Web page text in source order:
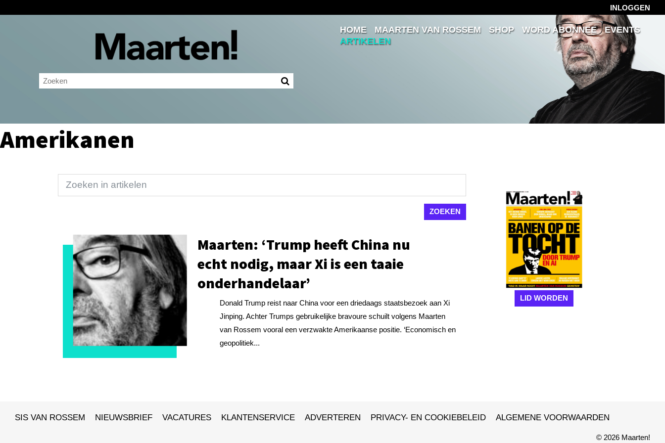
INLOGGEN
Inloggen
Ingelogd blijven
HOME MAARTEN VAN ROSSEM SHOP WORD ABONNEE
EVENTS
ARTIKELEN
Amerikanen
Maarten: ‘Trump heeft China nu
echt nodig, maar Xi is een taaie
onderhandelaar’
Donald Trump reist naar China voor een driedaags staatsbezoek aan Xi
Jinping. Achter Trumps gebruikelijke bravoure schuilt volgens Maarten
van Rossem vooral een verzwakte Amerikaanse positie. ‘Economisch en
geopolitiek...
LID WORDEN
SIS VAN ROSSEM NIEUWSBRIEF VACATURES KLANTENSERVICE ADVERTEREN PRIVACY- EN COOKIEBELEID ALGEMENE VOORWAARDEN
© 2026 Maarten!